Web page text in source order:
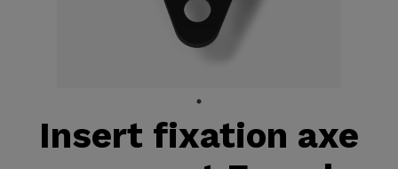
Insert fixation axe